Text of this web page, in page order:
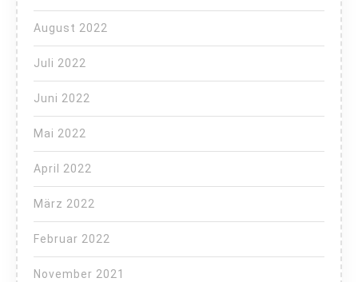
August 2022
Juli 2022
Juni 2022
Mai 2022
April 2022
März 2022
Februar 2022
November 2021